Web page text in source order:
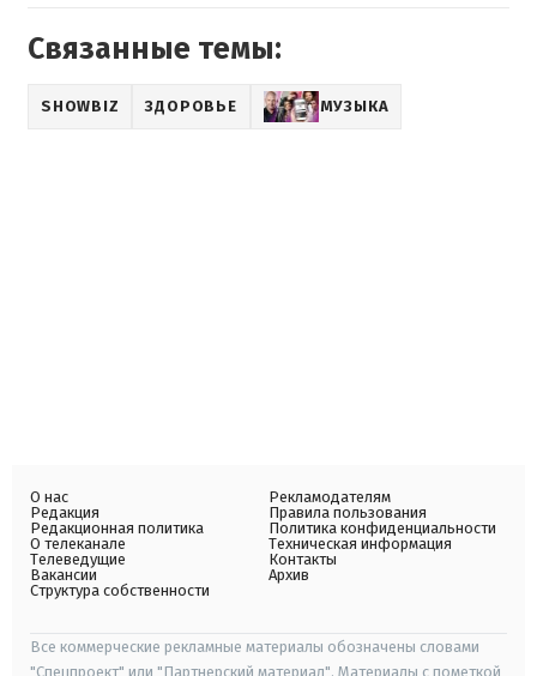
Связанные темы:
SHOWBIZ ЗДОРОВЬЕ МУЗЫКА
О нас
Редакция
Редакционная политика
О телеканале
Телеведущие
Вакансии
Структура собственности
Рекламодателям
Правила пользования
Политика конфиденциальности
Техническая информация
Контакты
Архив
Все коммерческие рекламные материалы обозначены словами
"Спецпроект" или "Партнерский материал". Материалы с пометкой